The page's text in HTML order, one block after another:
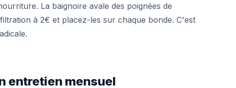
La baignoire avale des poignées de
à 2€ et placez-les sur chaque bonde. C'est
entretien mensuel